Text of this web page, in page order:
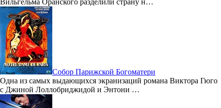
Вильгельма Оранского разделили страну н…
Собор Парижской Богоматери
Одна из самых выдающихся экранизаций романа Виктора Гюго
с Джиной Лоллобриджидой и Энтони …